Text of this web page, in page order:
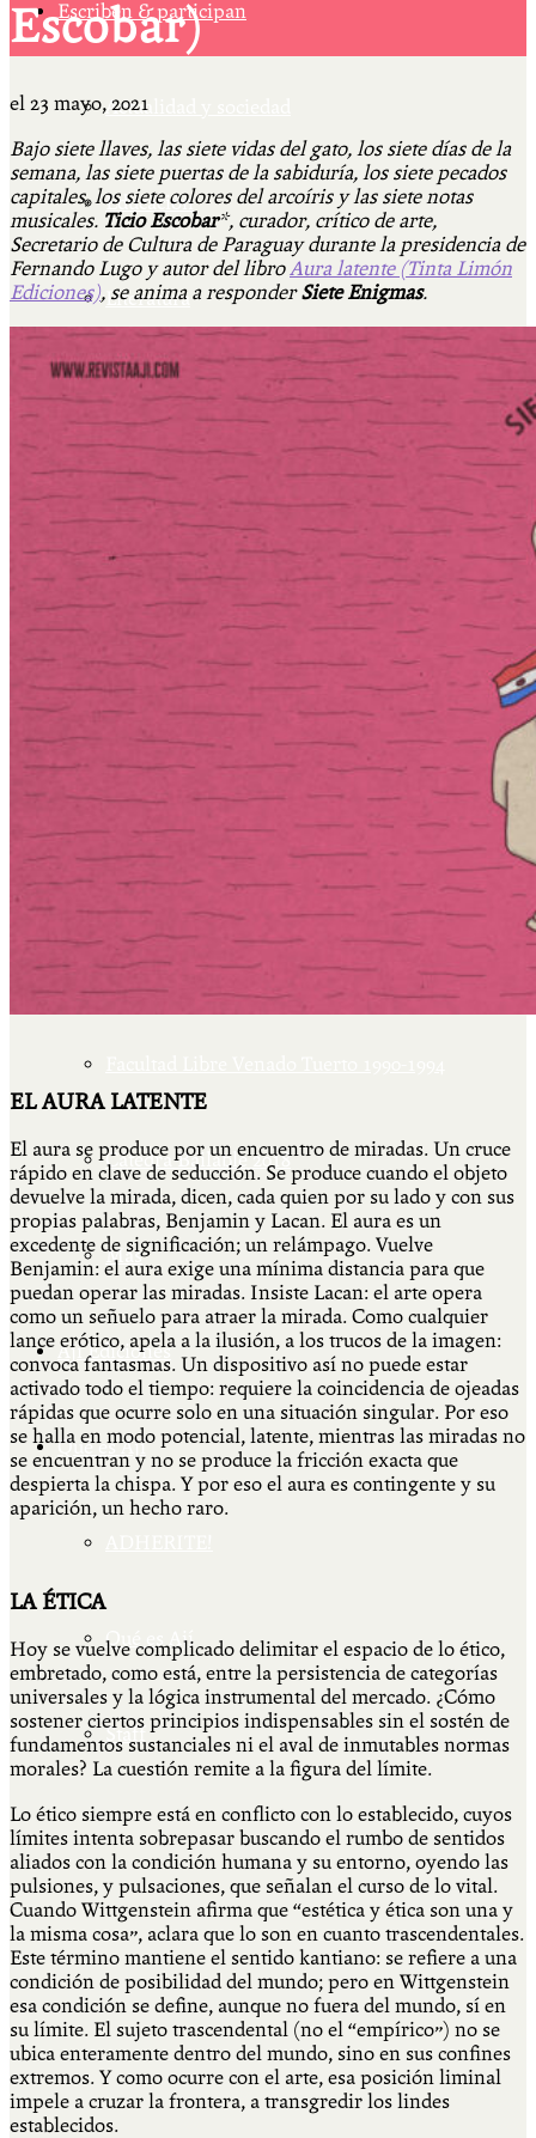
Escriben & participan
Actualidad y sociedad
Educación
Literatura
Filosofía
Actividades & contenido
AJÍ EN YOUTUBE
Feria del Libro Venado Tuerto 2022-2025
Cátedra Bailable 2018
Más
Ají Ediciones
Qué es Ají
Qué es Ají
Staff
Escobar)
el 23 mayo, 2021
Bajo siete llaves, las siete vidas del gato, los siete días de la
semana, las siete puertas de la sabiduría, los siete pecados
capitales, los siete colores del arcoíris y las siete notas
musicales. Ticio Escobar*, curador, crítico de arte,
Secretario de Cultura de Paraguay durante la presidencia de
Fernando Lugo y autor del libroAura latente (Tinta Limón
Ediciones), se anima a responderSiete Enigmas.
EL AURA LATENTE
El aura se produce por un encuentro de miradas. Un cruce
rápido en clave de seducción. Se produce cuando el objeto
devuelve la mirada, dicen, cada quien por su lado y con sus
propias palabras, Benjamin y Lacan. El aura es un
excedente de significación; un relámpago. Vuelve
Benjamin: el aura exige una mínima distancia para que
puedan operar las miradas. Insiste Lacan: el arte opera
como un señuelo para atraer la mirada. Como cualquier
lance erótico, apela a la ilusión, a los trucos de la imagen:
convoca fantasmas. Un dispositivo así no puede estar
activado todo el tiempo: requiere la coincidencia de ojeadas
rápidas que ocurre solo en una situación singular. Por eso
se halla en modo potencial, latente, mientras las miradas no
se encuentran y no se produce la fricción exacta que
despierta la chispa. Y por eso el aura es contingente y su
aparición, un hecho raro.
LA ÉTICA
Hoy se vuelve complicado delimitar el espacio de lo ético,
embretado, como está, entre la persistencia de categorías
universales y la lógica instrumental del mercado. ¿Cómo
sostener ciertos principios indispensables sin el sostén de
fundamentos sustanciales ni el aval de inmutables normas
morales? La cuestión remite a la figura del límite.
Lo ético siempre está en conflicto con lo establecido, cuyos
límites intenta sobrepasar buscando el rumbo de sentidos
aliados con la condición humana y su entorno, oyendo las
pulsiones, y pulsaciones, que señalan el curso de lo vital.
Cuando Wittgenstein afirma que “estética y ética son una y
la misma cosa”, aclara que lo son en cuanto trascendentales.
Este término mantiene el sentido kantiano: se refiere a una
condición de posibilidad del mundo; pero en Wittgenstein
esa condición se define, aunque no fuera del mundo, sí en
su límite. El sujeto trascendental (no el “empírico”) no se
ubica enteramente dentro del mundo, sino en sus confines
extremos. Y como ocurre con el arte, esa posición liminal
impele a cruzar la frontera, a transgredir los lindes
establecidos.